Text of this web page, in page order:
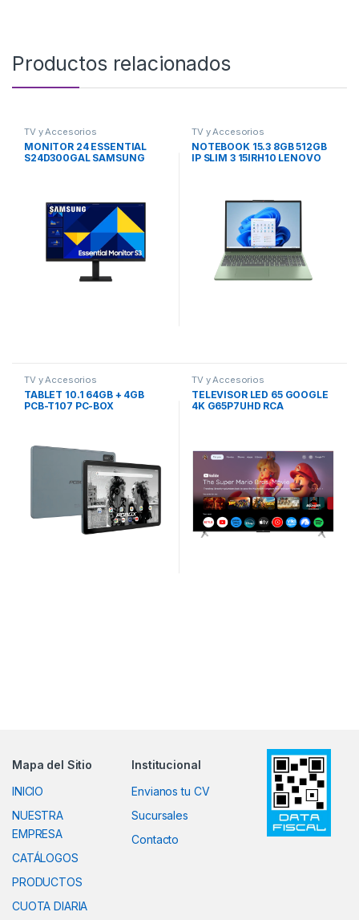
Productos relacionados
TV y Accesorios
MONITOR 24 ESSENTIAL
S24D300GAL SAMSUNG
TV y Accesorios
NOTEBOOK 15.3 8GB 512GB
IP SLIM 3 15IRH10 LENOVO
TV y Accesorios
TABLET 10.1 64GB + 4GB
PCB-T107 PC-BOX
TV y Accesorios
TELEVISOR LED 65 GOOGLE
4K G65P7UHD RCA
Mapa del Sitio
INICIO
NUESTRA
EMPRESA
CATÁLOGOS
PRODUCTOS
CUOTA DIARIA
Institucional
Envianos tu CV
Sucursales
Contacto